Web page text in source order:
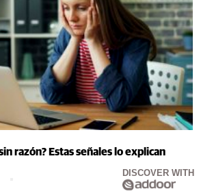
razón? Estas señales lo explican
DISCOVER WITH